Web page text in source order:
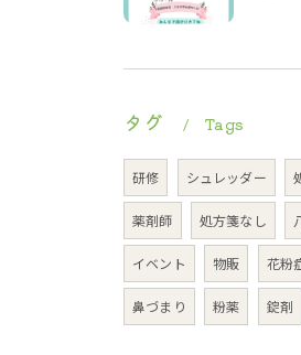
タグ Tags
研修 シュレッダー
薬剤師 処方箋なし
イベント 物販 花粉
鼻づまり 粉薬 錠剤